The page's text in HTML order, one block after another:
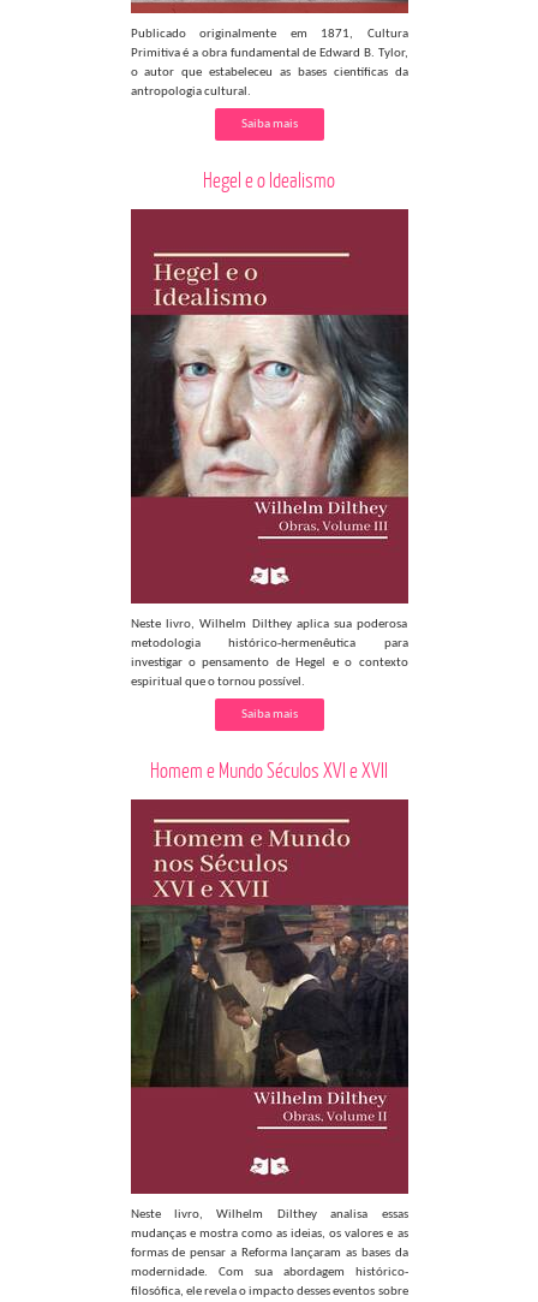
Publicado originalmente em 1871, Cultura
Primitiva é a obra fundamental de Edward B. Tylor,
o autor que estabeleceu as bases científicas da
antropologia cultural.
Saiba mais
Hegel e o Idealismo
Neste livro, Wilhelm Dilthey aplica sua poderosa
metodologia histórico-hermenêutica para
investigar o pensamento de Hegel e o contexto
espiritual que o tornou possível.
Saiba mais
Homem e Mundo Séculos XVI e XVII
Neste livro, Wilhelm Dilthey analisa essas
mudanças e mostra como as ideias, os valores e as
formas de pensar a Reforma lançaram as bases da
modernidade. Com sua abordagem histórico-
filosófica, ele revela o impacto desses eventos sobre